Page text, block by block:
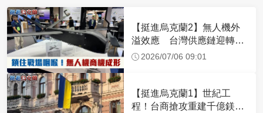
【挺進烏克蘭2】無人機外
溢效應 台灣供應鏈迎轉單
潮 2026/07/06 09:01
【挺進烏克蘭1】世紀工
程！台商搶攻重建千億鎂大